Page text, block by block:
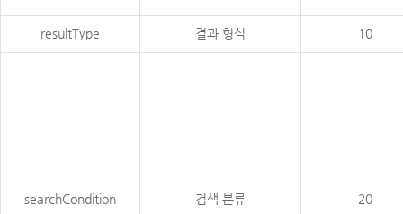
resultType 결과 형식 10
searchCondition 검색 분류 20